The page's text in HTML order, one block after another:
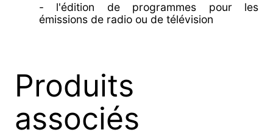
- l'édition de programmes pour les
émissions de radio ou de télévision
Produits
associés